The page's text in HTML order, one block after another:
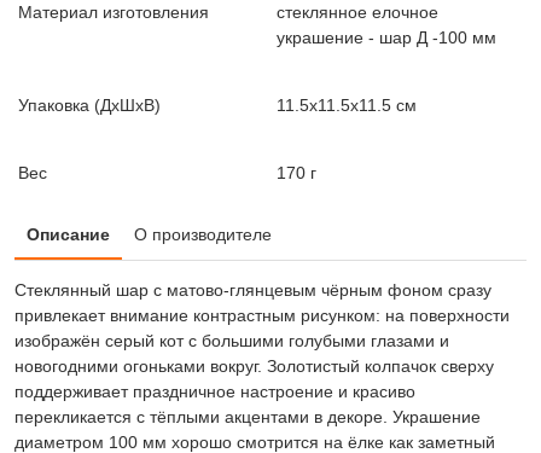
Материал изготовления
стеклянное елочное
украшение - шар Д -100 мм
Упаковка (ДxШxВ) 11.5x11.5x11.5 см
Вес 170 г
Описание О производителе
Стеклянный шар с матово-глянцевым чёрным фоном сразу
привлекает внимание контрастным рисунком: на поверхности
изображён серый кот с большими голубыми глазами и
новогодними огоньками вокруг. Золотистый колпачок сверху
поддерживает праздничное настроение и красиво
перекликается с тёплыми акцентами в декоре. Украшение
диаметром 100 мм хорошо смотрится на ёлке как заметный